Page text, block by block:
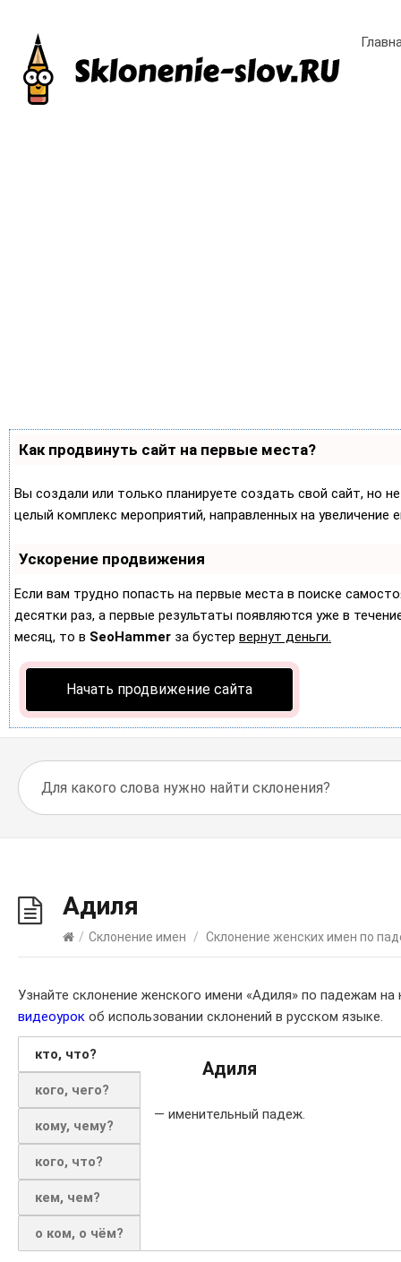
Как продвинуть сайт на первые места?
Вы создали или только планируете создать свой сайт, но
целый комплекс мероприятий, направленных на
Ускорение продвижения
Если вам трудно попасть на первые места в поиске
десятки раз, а первые результаты появляются уже в
месяц, то в SeoHammer за бустер вернут деньги.
Начать продвижение сайта
Адиля
/ Склонение имен / Склонение женских имен по
Узнайте склонение женского имени «Адиля» по падежам
видеоурок об использовании склонений в русском языке.
кто, что?
кого, чего?
кому, чему?
кого, что?
кем, чем?
о ком, о чём?
Адиля
— именительный падеж.